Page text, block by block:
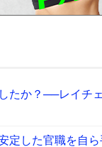
たか？──レイチ
定した官職を自